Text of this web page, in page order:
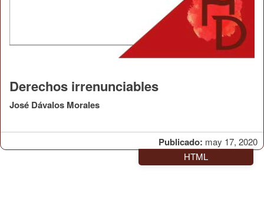
Publicado: may 17, 2020
Derechos irrenunciables
José Dávalos Morales
HTML